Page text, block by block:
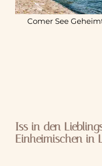
Comer See
Iss in den
Einheimischen in